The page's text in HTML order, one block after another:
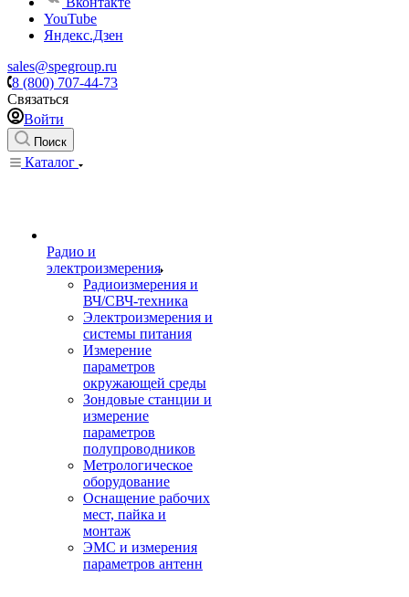
YouTube
Яндекс.Дзен
sales@spegroup.ru
8 (800) 707-44-73
Связаться
Войти
Поиск
Каталог
Радио и
электроизмерения
Радиоизмерения и
ВЧ/СВЧ-техника
Электроизмерения и
системы питания
Измерение
параметров
окружающей среды
Зондовые станции и
измерение
параметров
полупроводников
Метрологическое
оборудование
Оснащение рабочих
мест, пайка и
монтаж
ЭМС и измерения
параметров антенн